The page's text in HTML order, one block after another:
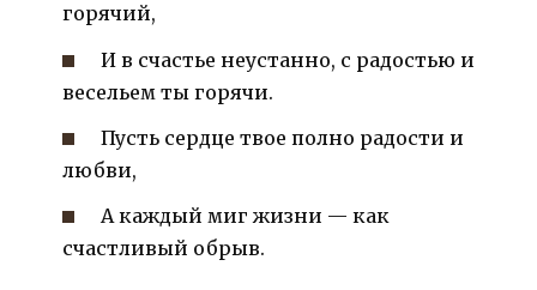
горячий,
И в счастье неустанно, с радостью и
весельем ты горячи.
Пусть сердце твое полно радости и
любви,
А каждый миг жизни — как
счастливый обрыв.